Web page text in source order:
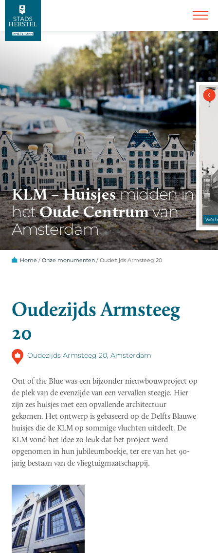
KLM – Huisjesmidden in
hetOude Centrumvan
Amsterdam
Home /Onze monumenten /Oudezijds Armsteeg 20
Oudezijds Armsteeg
20
Oudezijds Armsteeg 20, Amsterdam
Out of the Blue was een bijzonder nieuwbouwproject op
de plek van de evenzijde van een vervallen steegje. Hier
zijn zes huisjes met een opvallende architectuur
gekomen. Het ontwerp is gebaseerd op de Delfts Blauwe
huisjes die de KLM op sommige vluchten uitdeelt. De
KLM vond het idee zo leuk dat het project werd
opgenomen in hun jubileumboekje, ter ere van het 90-
jarig bestaan van de vliegtuigmaatschappij.